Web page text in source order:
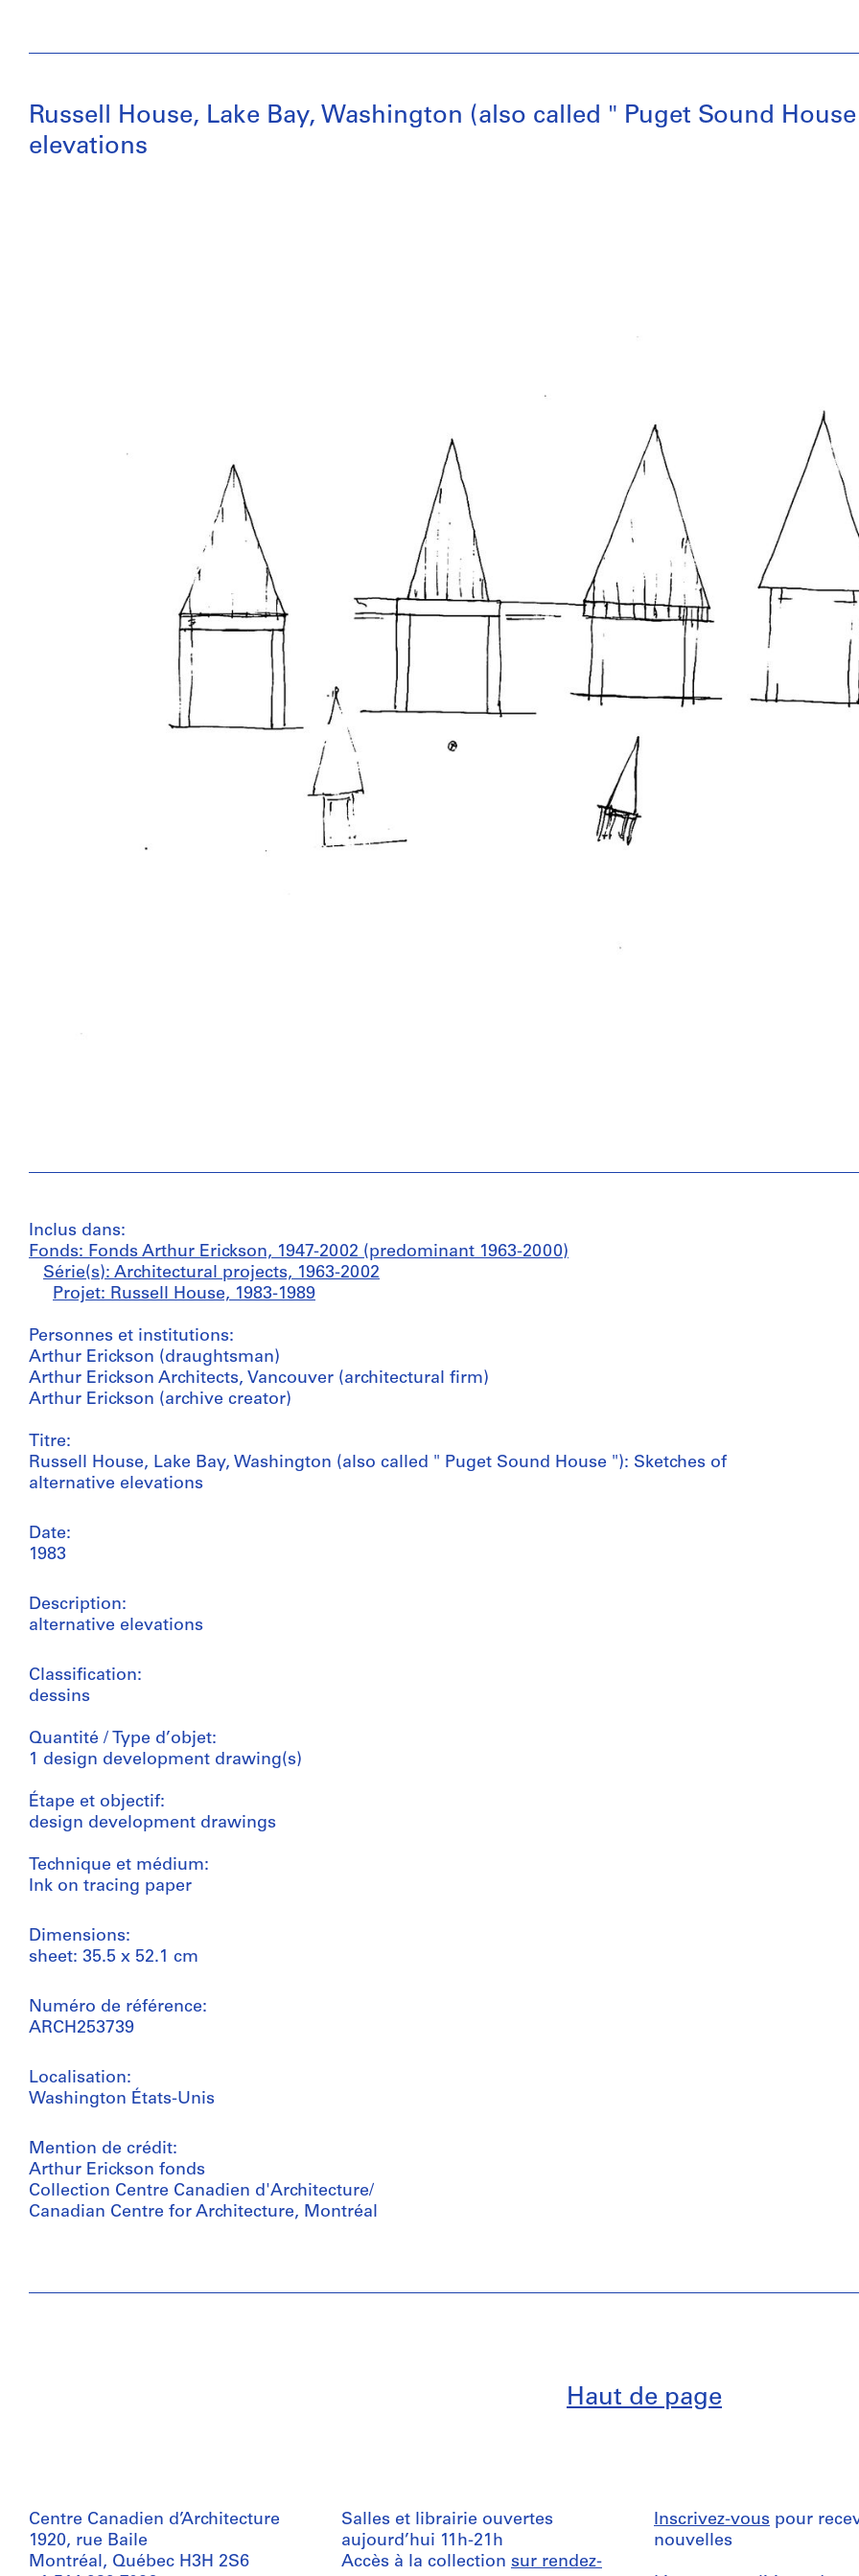
Russell House, Lake Bay, Washington (also called " Puget Sound
elevations
Inclus dans:
Fonds: Fonds Arthur Erickson, 1947-2002 (predominant 1963-2000)
Série(s): Architectural projects, 1963-2002
Projet: Russell House, 1983-1989
Personnes et institutions:
Arthur Erickson (draughtsman)
Arthur Erickson Architects, Vancouver (architectural firm)
Arthur Erickson (archive creator)
Titre:
Russell House, Lake Bay, Washington (also called " Puget Sound House "): Sketches of
alternative elevations
Date:
1983
Description:
alternative elevations
Classification:
dessins
Quantité / Type d’objet:
1 design development drawing(s)
Étape et objectif:
design development drawings
Technique et médium:
Ink on tracing paper
Dimensions:
sheet: 35.5 x 52.1 cm
Numéro de référence:
ARCH253739
Localisation:
Washington États-Unis
Mention de crédit:
Arthur Erickson fonds
Collection Centre Canadien d'Architecture/
Canadian Centre for Architecture, Montréal
Haut de page
Centre Canadien d’Architecture
1920, rue Baile
Montréal, Québec H3H 2S6
Salles et librairie ouvertes
aujourd’hui 11h-21h
Accès à la collection sur rendez-
Inscrivez-vous pour
nouvelles